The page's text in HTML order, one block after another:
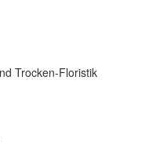
Trocken-Floristik